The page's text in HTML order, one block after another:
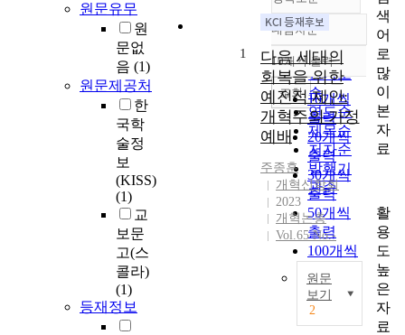
원문유무
원
문없
음 (1)
원문제공처
한
국학
술정
보
(KISS)
(1)
교
보문
고(스
콜라)
(1)
등재정보
정확도
순
인기도
순
연도순
제목순
저자순
발행기
관순
내림차순
내림차순
10개씩 출력
10개씩
출력
20개씩
출력
30개씩
출력
50개씩
출력
100개씩
출력
조회
1
다음 세대의
회복을 위한
예전적 제안:
개혁주의 가정
예배
주종훈
개혁신학회
2023
개혁논총
Vol.65 No.-
원문
보기
2
색
어
로
많
이
본
자
료
활
용
도
높
은
자
료